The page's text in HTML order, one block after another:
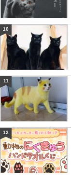
10
11
12